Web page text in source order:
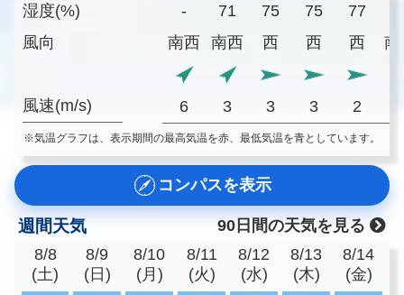
湿度(%)
風向
風速(m/s)
-
71 75 75 77
南西
南西 西 西 西 南
6 3 3 3 2
※気温グラフは、表示期間の最高気温を赤、最低気温を青としています。
コンパスを表示
週間天気
90日間の天気を見る
8/8
(土)
8/9
(日)
8/10
(月)
8/11
(火)
8/12
(水)
8/13
(木)
8/14
(金)